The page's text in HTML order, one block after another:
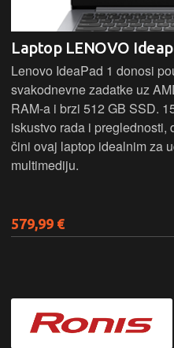
Laptop LENOVO
Lenovo IdeaPad 1 donosi
svakodnevne zadatke uz
RAM-a i brzi 512 GB SSD.
iskustvo rada i
čini ovaj laptop idealnim za
multimediju.
579,99 €